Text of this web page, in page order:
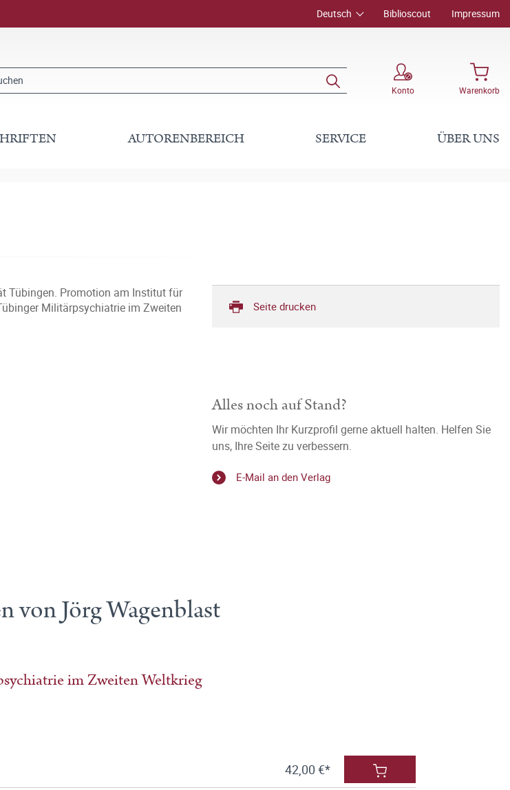
Deutsch Biblioscout Impressum
Konto Warenkorb
AUTORENBEREICH SERVICE ÜBER UNS
Tübingen. Promotion am Institut für
Militärpsychiatrie im Zweiten
Seite drucken
Alles noch auf Stand?
Wir möchten Ihr Kurzprofil gerne aktuell halten. Helfen Sie
uns, Ihre Seite zu verbessern.
E-Mail an den Verlag
von Jörg Wagenblast
im Zweiten Weltkrieg
42,00 €*